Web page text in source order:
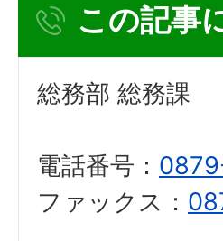
この記事
総務部 総務課
電話番号：
ファックス：